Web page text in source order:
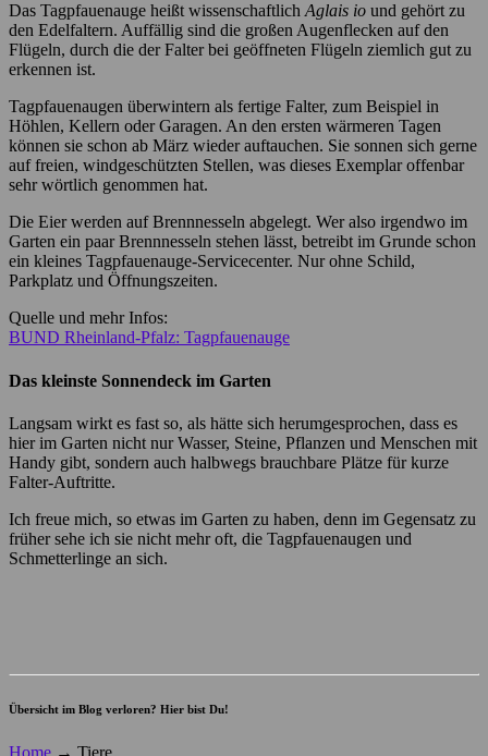
Das Tagpfauenauge heißt wissenschaftlichAglais io und gehört zu
den Edelfaltern. Auffällig sind die großen Augenflecken auf den
Flügeln, durch die der Falter bei geöffneten Flügeln ziemlich gut zu
erkennen ist.
Tagpfauenaugen überwintern als fertige Falter, zum Beispiel in
Höhlen, Kellern oder Garagen. An den ersten wärmeren Tagen
können sie schon ab März wieder auftauchen. Sie sonnen sich gerne
auf freien, windgeschützten Stellen, was dieses Exemplar offenbar
sehr wörtlich genommen hat.
Die Eier werden auf Brennnesseln abgelegt. Wer also irgendwo im
Garten ein paar Brennnesseln stehen lässt, betreibt im Grunde schon
ein kleines Tagpfauenauge-Servicecenter. Nur ohne Schild,
Parkplatz und Öffnungszeiten.
Quelle und mehr Infos:
BUND Rheinland-Pfalz: Tagpfauenauge
Das kleinste Sonnendeck im Garten
Langsam wirkt es fast so, als hätte sich herumgesprochen, dass es
hier im Garten nicht nur Wasser, Steine, Pflanzen und Menschen mit
Handy gibt, sondern auch halbwegs brauchbare Plätze für kurze
Falter-Auftritte.
Ich freue mich, so etwas im Garten zu haben, denn im Gegensatz zu
früher sehe ich sie nicht mehr oft, die Tagpfauenaugen und
Schmetterlinge an sich.
Übersicht im Blog verloren? Hier bist Du!
Home → Tiere